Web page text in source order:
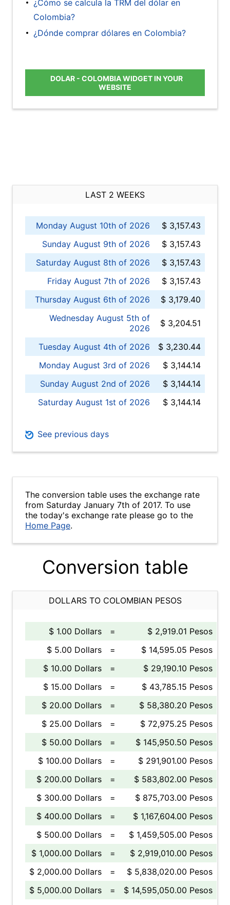
¿Cómo se calcula la TRM del dólar en
Colombia?
¿Dónde comprar dólares en Colombia?
DOLAR - COLOMBIA WIDGET IN YOUR
WEBSITE
LAST 2 WEEKS
Monday August 10th of 2026
$ 3,157.43
Sunday August 9th of 2026
$ 3,157.43
Saturday August 8th of 2026
$ 3,157.43
Friday August 7th of 2026
$ 3,157.43
Thursday August 6th of 2026
$ 3,179.40
Wednesday August 5th of
2026
$ 3,204.51
Tuesday August 4th of 2026
$ 3,230.44
Monday August 3rd of 2026
$ 3,144.14
Sunday August 2nd of 2026
$ 3,144.14
Saturday August 1st of 2026
$ 3,144.14
See previous days
The conversion table uses the exchange rate
from Saturday January 7th of 2017. To use
the today's exchange rate please go to the
Home Page.
Conversion table
DOLLARS TO COLOMBIAN PESOS
$ 1.00 Dollars =
$ 2,919.01 Pesos
$ 5.00 Dollars
=
$ 14,595.05 Pesos
$ 10.00 Dollars
=
$ 29,190.10 Pesos
$ 15.00 Dollars
=
$ 43,785.15 Pesos
$ 20.00 Dollars
=
$ 58,380.20 Pesos
$ 25.00 Dollars
=
$ 72,975.25 Pesos
$ 50.00 Dollars
=
$ 145,950.50 Pesos
$ 100.00 Dollars
=
$ 291,901.00 Pesos
$ 200.00 Dollars
=
$ 583,802.00 Pesos
$ 300.00 Dollars
=
$ 875,703.00 Pesos
$ 400.00 Dollars
=
$ 1,167,604.00 Pesos
$ 500.00 Dollars
=
$ 1,459,505.00 Pesos
$ 1,000.00 Dollars
=
$ 2,919,010.00 Pesos
$ 2,000.00 Dollars
=
$ 5,838,020.00 Pesos
$ 5,000.00 Dollars
= $ 14,595,050.00 Pesos